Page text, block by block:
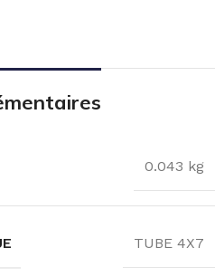
0.043 kg
TUBE 4X7